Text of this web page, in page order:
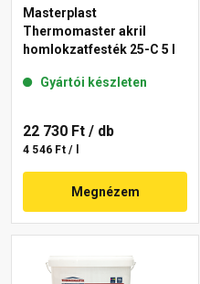
Masterplast
Thermomaster akril
homlokzatfesték 25-C 5 l
Gyártói készleten
22 730 Ft / db
4 546 Ft / l
Megnézem